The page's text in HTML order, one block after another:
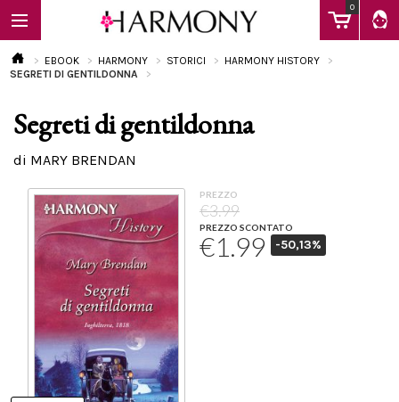
0
EBOOK
Calendario
EBOOK HARMONY STORICI
HARMONY HISTORY
SEGRETI DI GENTILDONNA
Segreti di gentildonna
di MARY BRENDAN
PREZZO
€3.99
PREZZO SCONTATO
€1.99 -50,13%